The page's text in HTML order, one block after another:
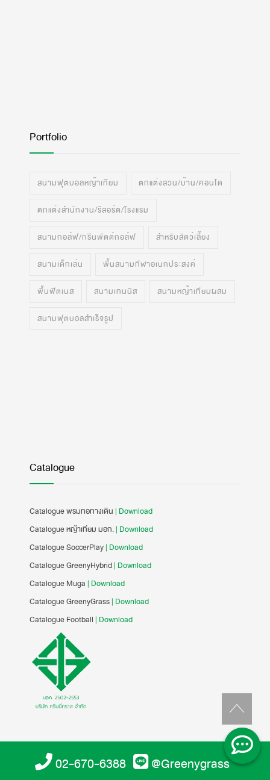
02-670-6388 @Greenygrass
Portfolio
สนามฟุตบอลหญ้าเทียม ตกแต่งสวน/บ้าน/คอนโด
ตกแต่งสำนักงาน/รีสอร์ต/โรงแรม
สนามกอล์ฟ/กรีนพัตต์กอล์ฟ สำหรับสัตว์เลี้ยง
สนามเด็กเล่น พื้นสนามกีฬาอเนกประสงค์
พื้นฟิตเนส สนามเทนนิส สนามหญ้าเทียมผสม
สนามฟุตบอลสำเร็จรูป
Catalogue
Catalogue พรมทอทางเดิน | Download
Catalogue หญ้าเทียม มอก.| Download
Catalogue SoccerPlay| Download
Catalogue GreenyHybrid| Download
Catalogue Muga | Download
Catalogue GreenyGrass| Download
Catalogue Football | Download